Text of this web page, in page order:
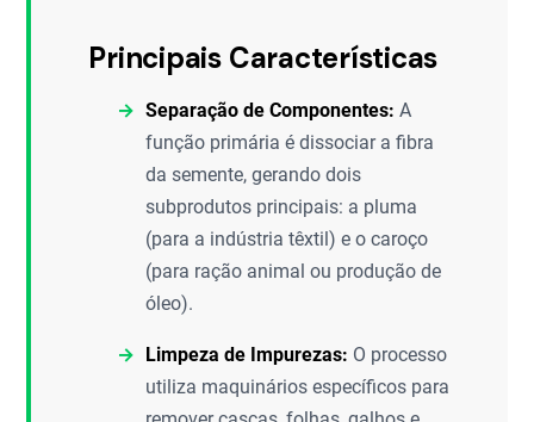
Principais Características
Separação de Componentes: A
função primária é dissociar a fibra
da semente, gerando dois
subprodutos principais: a pluma
(para a indústria têxtil) e o caroço
(para ração animal ou produção de
óleo).
Limpeza de Impurezas: O processo
utiliza maquinários específicos para